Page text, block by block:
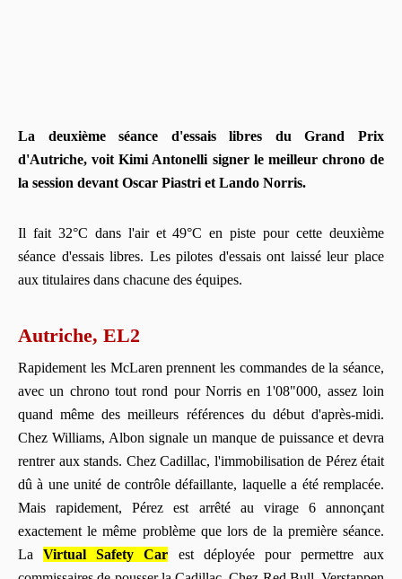
La deuxième séance d'essais libres du Grand Prix
d'Autriche, voit Kimi Antonelli signer le meilleur chrono de
la session devant Oscar Piastri et Lando Norris.
Il fait 32°C dans l'air et 49°C en piste pour cette deuxième
séance d'essais libres. Les pilotes d'essais ont laissé leur place
aux titulaires dans chacune des équipes.
Autriche, EL2
Rapidement les McLaren prennent les commandes de la séance,
avec un chrono tout rond pour Norris en 1'08"000, assez loin
quand même des meilleurs références du début d'après-midi.
Chez Williams, Albon signale un manque de puissance et devra
rentrer aux stands. Chez Cadillac, l'immobilisation de Pérez était
dû à une unité de contrôle défaillante, laquelle a été remplacée.
Mais rapidement, Pérez est arrêté au virage 6 annonçant
exactement le même problème que lors de la première séance.
LaVirtual Safety Car est déployée pour permettre aux